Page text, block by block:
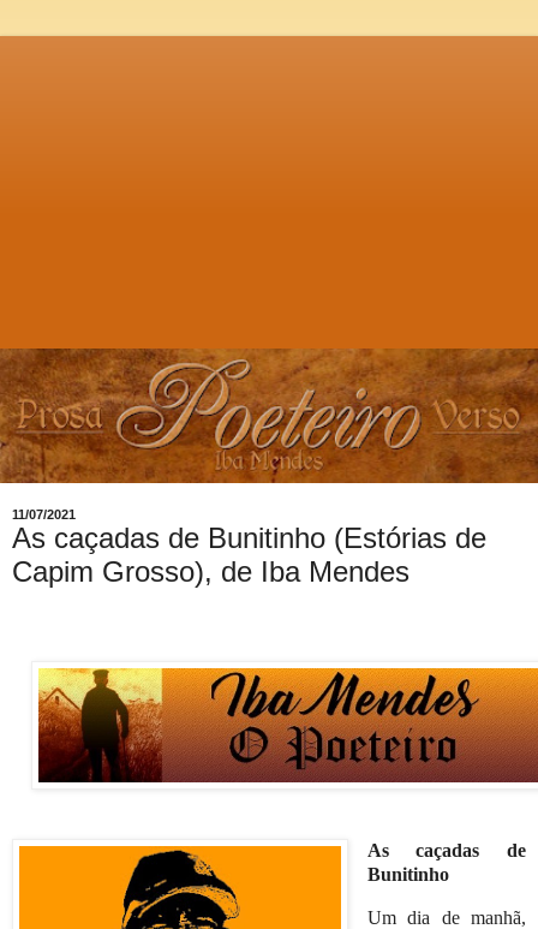
11/07/2021
As caçadas de Bunitinho (Estórias de
Capim Grosso), de Iba Mendes
As caçadas de
Bunitinho
Um dia de manhã,